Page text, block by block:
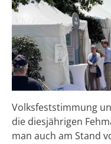
Volksfeststimmung
die diesjährigen
man auch am Stand